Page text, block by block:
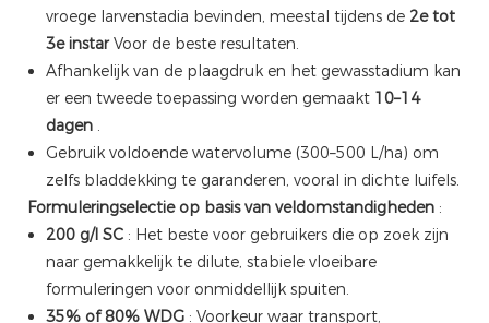
vroege larvenstadia bevinden, meestal tijdens de 2e tot
3e instarVoor de beste resultaten.
Afhankelijk van de plaagdruk en het gewasstadium kan
er een tweede toepassing worden gemaakt 10–14
dagen .
Gebruik voldoende watervolume (300–500 L/ha) om
zelfs bladdekking te garanderen, vooral in dichte luifels.
Formuleringselectie op basis van veldomstandigheden :
200 g/l SC : Het beste voor gebruikers die op zoek zijn
naar gemakkelijk te dilute, stabiele vloeibare
formuleringen voor onmiddellijk spuiten.
35% of 80% WDG : Voorkeur waar transport,